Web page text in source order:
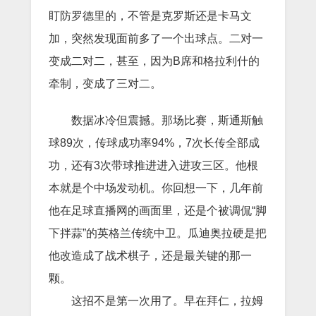
盯防罗德里的，不管是克罗斯还是卡马文
加，突然发现面前多了一个出球点。二对一
变成二对二，甚至，因为B席和格拉利什的
牵制，变成了三对二。
数据冰冷但震撼。那场比赛，斯通斯触
球89次，传球成功率94%，7次长传全部成
功，还有3次带球推进进入进攻三区。他根
本就是个中场发动机。你回想一下，几年前
他在足球直播网的画面里，还是个被调侃“脚
下拌蒜”的英格兰传统中卫。瓜迪奥拉硬是把
他改造成了战术棋子，还是最关键的那一
颗。
这招不是第一次用了。早在拜仁，拉姆